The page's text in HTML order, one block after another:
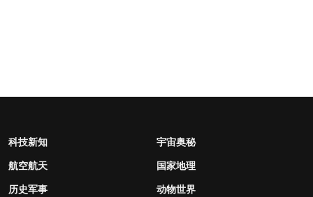
科技新知
宇宙奥秘
航空航天
国家地理
历史军事
动物世界